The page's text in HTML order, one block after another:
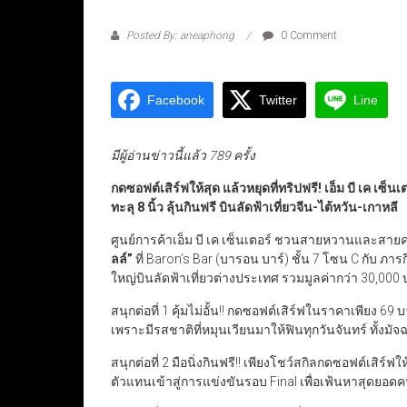
Posted By: aneaphong 0 Comment
Facebook Twitter Line
มีผู้อ่านข่าวนี้แล้ว 789 ครั้ง
กดซอฟต์เสิร์ฟให้สุด แล้วหยุดที่ทริปฟรี! เอ็ม บี เค เซ็น
ทะลุ 8 นิ้ว ลุ้นกินฟรี บินลัดฟ้าเที่ยวจีน-ไต้หวัน-เกาหลี
ศูนย์การค้าเอ็ม บี เค เซ็นเตอร์ ชวนสายหวานและสา
ลล์” ที่ Baron’s Bar (บารอน บาร์) ชั้น 7 โซน C กับ ภ
ใหญ่บินลัดฟ้าเที่ยวต่างประเทศ รวมมูลค่ากว่า
สนุกต่อที่ 1 คุ้มไม่อั้น!! กดซอฟต์เสิร์ฟในราคาเพียง 69
เพราะมีรสชาติที่หมุนเวียนมาให้ฟินทุกวันจันทร์ ทั้งมัจ
สนุกต่อที่ 2 มือนิ่งกินฟรี!! เพียงโชว์สกิลกดซอฟต์เสิร์ฟ
ตัวแทนเข้าสู่การแข่งขันรอบ Final เพื่อเฟ้นหาสุดยอ